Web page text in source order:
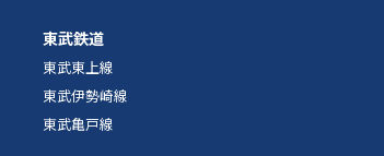
東武鉄道
東武東上線
東武伊勢崎線
東武亀戸線